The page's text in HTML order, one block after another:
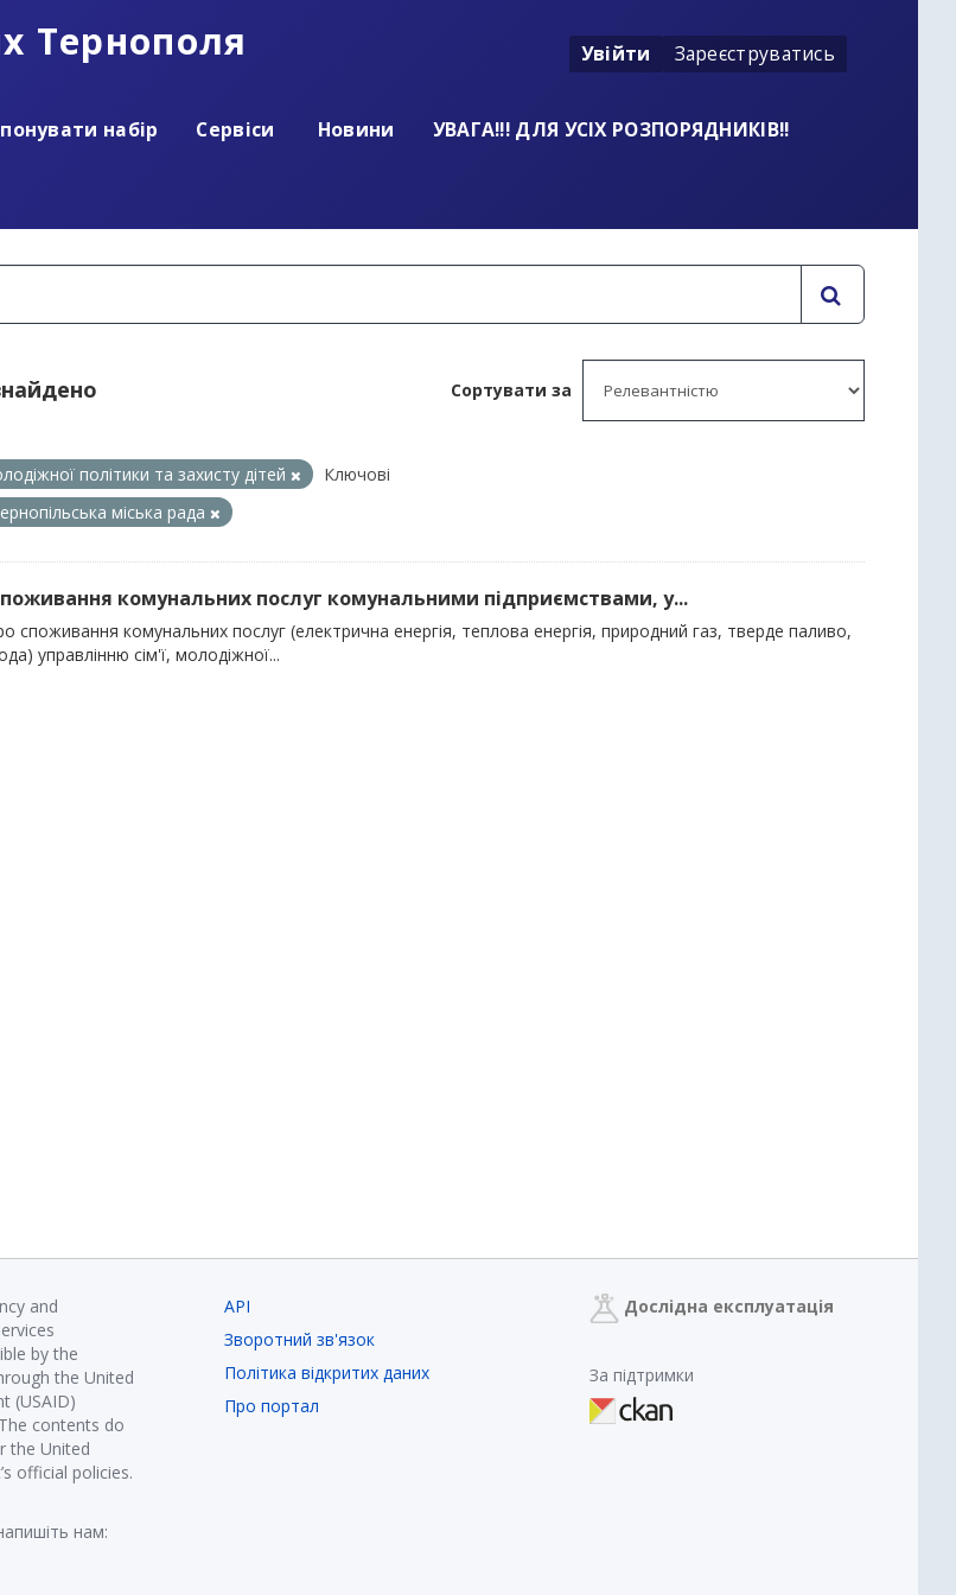
Тернополя Увійти Зареєструватись
набір Сервіси Новини
УВАГА!!! ДЛЯ УСІХ РОЗПОРЯДНИКІВ!!
Сортувати за
політики та захисту дітей
Ключові
міська рада
комунальних послуг комунальними підприємствами, у...
споживання комунальних послуг (електрична енергія, теплова енергія, природний газ, тверде паливо,
управлінню сім'ї, молодіжної...
and
by the
the United
(USAID)
contents do
the United
official policies.
нам:
API
Зворотний зв'язок
Політика відкритих даних
Про портал
Дослідна експлуатація
За підтримки